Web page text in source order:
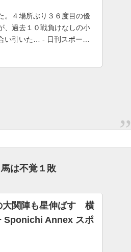
。４場所ぶり３６度目の優
、過去１０戦負けなしの小
い引いた… - 日刊スポーツ
は不覚１敗
大関陣も星伸ばす 横
Sponichi Annex スポ